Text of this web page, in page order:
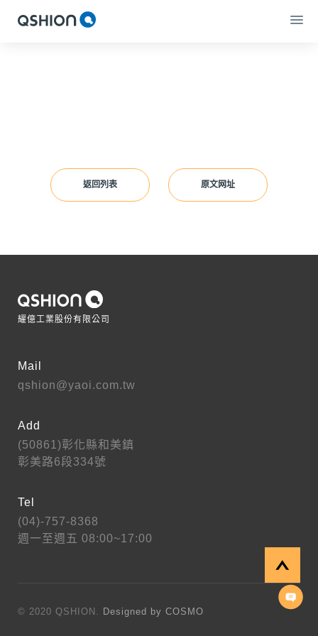
2021-03-18
返回列表 原文网址
耀億工業股份有限公司
Mail
qshion@yaoi.com.tw
Add
(50861)彰化縣和美鎮
彰美路6段334號
Tel
(04)-757-8368
週一至週五 08:00~17:00
© 2020 QSHION. Designed by COSMO